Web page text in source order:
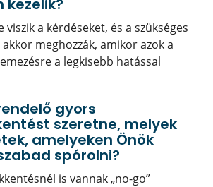
a kérdéseket, és a szükséges
meghozzák, amikor azok a
a legkisebb hatással
gyors
szeretne, melyek
amelyeken Önök
spórolni?
is vannak „no-go”